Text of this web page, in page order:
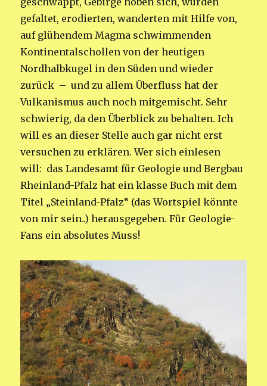
gefaltet, erodierten, wanderten mit Hilfe von,
auf glühendem Magma schwimmenden
Kontinentalschollen von der heutigen
Nordhalbkugel in den Süden und wieder
zurück – und zu allem Überfluss hat der
Vulkanismus auch noch mitgemischt. Sehr
schwierig, da den Überblick zu behalten. Ich
will es an dieser Stelle auch gar nicht erst
versuchen zu erklären. Wer sich einlesen
will: das Landesamt für Geologie und Bergbau
Rheinland-Pfalz hat ein klasse Buch mit dem
Titel „Steinland-Pfalz“ (das Wortspiel könnte
von mir sein..) herausgegeben. Für Geologie-
Fans ein absolutes Muss!